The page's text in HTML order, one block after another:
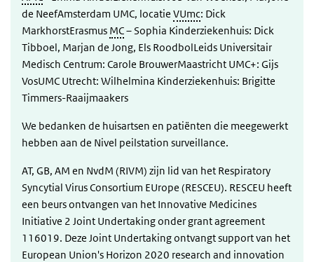
de NeefAmsterdam UMC, locatie VUmc: Dick
MarkhorstErasmus MC– Sophia Kinderziekenhuis: Dick
Tibboel, Marjan de Jong, Els RoodbolLeids Universitair
Medisch Centrum: Carole BrouwerMaastricht UMC+: Gijs
VosUMC Utrecht: Wilhelmina Kinderziekenhuis: Brigitte
Timmers-Raaijmaakers
We bedanken de huisartsen en patiënten die meegewerkt
hebben aan de Nivel peilstation surveillance.
AT, GB, AM en NvdM (RIVM) zijn lid van het Respiratory
Syncytial Virus Consortium EUrope (RESCEU). RESCEU heeft
een beurs ontvangen van het Innovative Medicines
Initiative 2 Joint Undertaking onder grant agreement
116019. Deze Joint Undertaking ontvangt support van het
European Union's Horizon 2020 research and innovation